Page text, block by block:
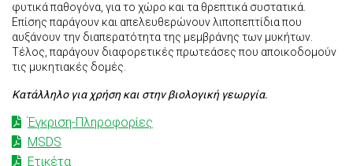
φυτικά παθογόνα, για το χώρο και τα θρεπτικά συστατικά.
Επίσης παράγουν και απελευθερώνουν λιποπεπτίδια που
αυξάνουν την διαπερατότητα της μεμβράνης των μυκήτων.
Τέλος, παράγουν διαφορετικές πρωτεάσες που αποικοδομούν
τις μυκητιακές δομές.
Κατάλληλο για χρήση και στην βιολογική γεωργία.
Έγκριση-Πληροφορίες
MSDS
Ετικέτα